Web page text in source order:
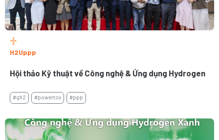
H2Uppp
Hội thảo Kỹ thuật về Công nghệ & Ứng dụng Hydrogen
#gh2 #powertox #ppp